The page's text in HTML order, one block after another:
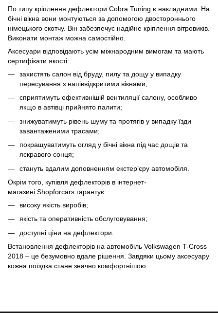
По типу кріплення дефлектори Cobra Tuning є накладними. На
бічні вікна вони монтуються за допомогою двостороннього
німецького скотчу. Він забезпечує надійне кріплення вітровиків.
Виконати монтаж можна самостійно.
Аксесуари відповідають усім міжнародним вимогам та мають
сертифікати якості:
захистять салон від бруду, пилу та дощу у випадку
пересування з напіввідкритими вікнами;
сприятимуть ефективнішій вентиляції салону, особливо
якщо в автівці прийнято палити;
знижуватимуть рівень шуму та протягів у випадку їзди
завантаженими трасами;
покращуватимуть огляд у бічні вікна під час дощів та
яскравого сонця;
стануть вдалим доповненням екстер’єру автомобіля.
Окрім того, купівля дефлекторів в інтернет-
магазині Shopforcars гарантує:
високу якість виробів;
якість та оперативність обслуговування;
доступні ціни на дефлектори.
Встановлення дефлекторів на автомобіль Volkswagen T-Cross
2018 – це безумовно вдале рішення. Завдяки цьому аксесуару
кожна поїздка стане значно комфортнішою.